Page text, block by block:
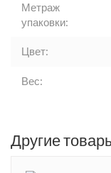
Метраж
упаковки:
Цвет:
Вес:
Другие